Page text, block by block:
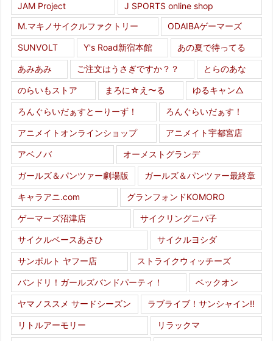
JAM Project
J SPORTS online shop
M.マキノサイクルファクトリー
ODAIBAゲーマーズ
SUNVOLT Y's Road新宿本館 あの夏で待ってる
あみあみ ご注文はうさぎですか？？ とらのあな
のらいもストア まろに☆え〜る ゆるキャン△
ろんぐらいだぁすとーりーず！ ろんぐらいだぁす！
アニメイトオンラインショップ アニメイト宇都宮店
アベノバ オーメストグランデ
ガールズ＆パンツァー劇場版 ガールズ＆パンツァー最終章
キャラアニ.com グランフォンドKOMORO
ゲーマーズ沼津店 サイクリングニパ子
サイクルベースあさひ サイクルヨシダ
サンボルト ヤフー店 ストライクウィッチーズ
バンドリ！ガールズバンドパーティ！ ベックオン
ヤマノススメ サードシーズン ラブライブ！サンシャイン!!
リトルアーモリー リラックマ